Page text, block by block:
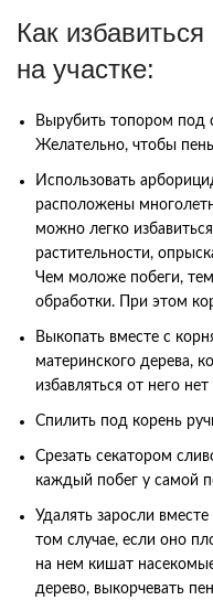
Как
на участке:
Вырубить топором под
Желательно, чтобы
Использовать
расположены
можно легко
растительности,
Чем моложе побеги,
обработки. При этом
Выкопать вместе с
материнского дерева,
избавляться от него
Спилить под корень
Срезать секатором
каждый побег у самой
Удалять заросли
том случае, если оно
на нем кишат
дерево, выкорчевать